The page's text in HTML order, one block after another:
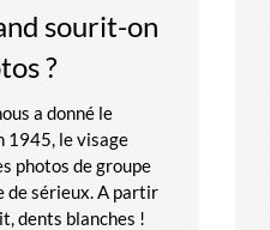
sourit-on
?
a donné le
1945, le visage
photos de groupe
de sérieux. A partir
dents blanches !